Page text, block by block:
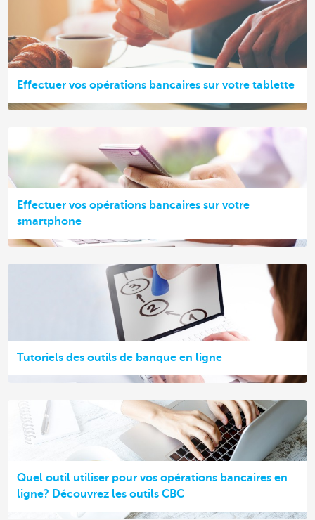
Effectuer vos opérations bancaires sur votre tablette
Effectuer vos opérations bancaires sur votre
smartphone
Tutoriels des outils de banque en ligne
Quel outil utiliser pour vos opérations bancaires en
ligne? Découvrez les outils CBC